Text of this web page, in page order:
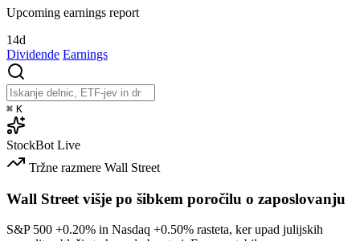
Upcoming earnings report
14d
Dividende Earnings
⌘ K
StockBot Live
Tržne razmere Wall Street
Wall Street višje po šibkem poročilu o zaposlovanju
S&P 500 +0.20% in Nasdaq +0.50% rasteta, ker upad julijskih